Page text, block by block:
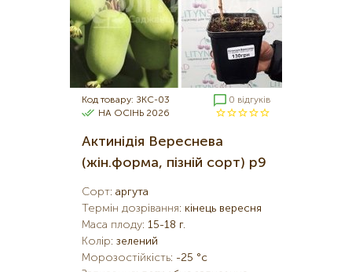
Код товару: ЗКС-03
0 відгуків
НА ОСІНЬ 2026
Актинідія Вереснева
(жін.форма, пізній сорт) р9
Сорт: аргута
Термін дозрівання: кінець вересня
Маса плоду: 15-18 г.
Колір: зелений
Морозостійкість: -25 °c